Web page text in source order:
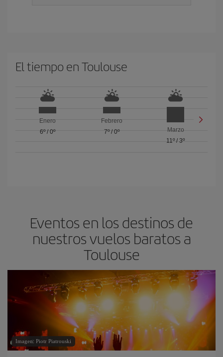
El tiempo en Toulouse
Enero
6º/ 0º
Febrero
7º/ 0º
Marzo
11º /3º
Eventos en los destinos de
nuestros vuelos baratos a
Toulouse
Imagen: Piotr Piatrouski